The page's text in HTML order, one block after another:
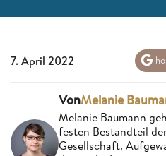
7. April 2022
VonMelanie
Melanie Baumann
festen Bestandteil
Gesellschaft.